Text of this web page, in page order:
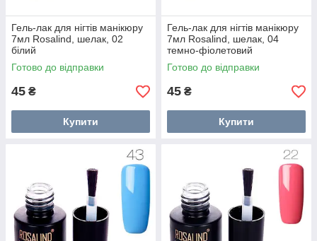
Гель-лак для нігтів манікюру
7мл Rosalind, шелак, 02
білий
Готово до відправки
45 ₴
Купити
Гель-лак для нігтів манікюру
7мл Rosalind, шелак, 04
темно-фіолетовий
Готово до відправки
45 ₴
Купити